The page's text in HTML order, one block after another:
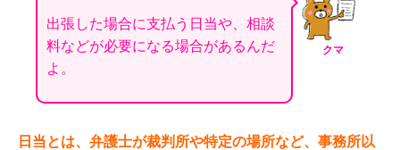
クマ
出張した場合に支払う日当や、相談
料などが必要になる場合があるんだ
よ。
日当とは、弁護士が裁判所や特定の場所など、事務所以